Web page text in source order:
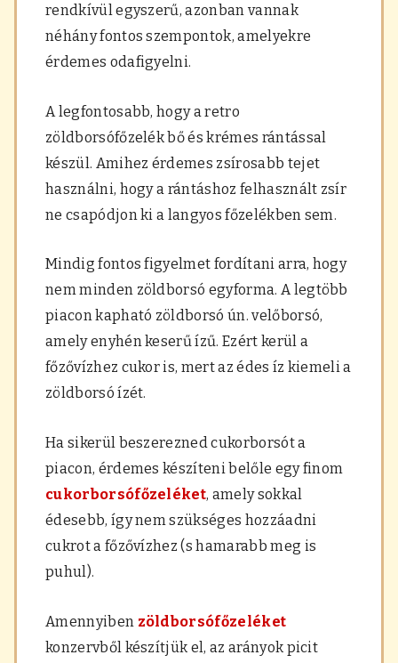
rendkívül egyszerű, azonban vannak
néhány fontos szempontok, amelyekre
érdemes odafigyelni.
A legfontosabb, hogy a retro
zöldborsófőzelék bő és krémes rántással
készül. Amihez érdemes zsírosabb tejet
használni, hogy a rántáshoz felhasznált zsír
ne csapódjon ki a langyos főzelékben sem.
Mindig fontos figyelmet fordítani arra, hogy
nem minden zöldborsó egyforma. A legtöbb
piacon kapható zöldborsó ún. velőborsó,
amely enyhén keserű ízű. Ezért kerül a
főzővízhez cukor is, mert az édes íz kiemeli a
zöldborsó ízét.
Ha sikerül beszerezned cukorborsót a
piacon, érdemes készíteni belőle egy finom
cukorborsófőzeléket, amely sokkal
édesebb, így nem szükséges hozzáadni
cukrot a főzővízhez (s hamarabb meg is
puhul).
Amennyiben zöldborsófőzeléket
konzervből készítjük el, az arányok picit